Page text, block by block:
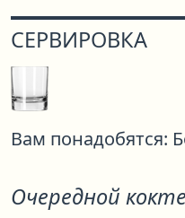
СЕРВИРОВКА
Вам понадобятся:
Очередной